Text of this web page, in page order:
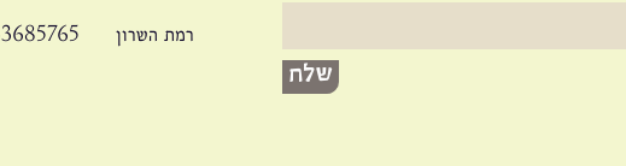
052-3685765 רמת השרון
שלח